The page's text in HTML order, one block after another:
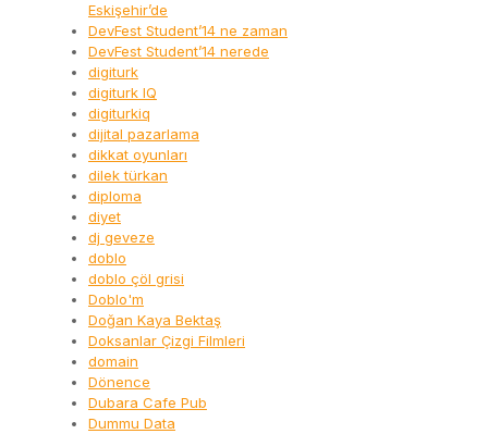
Eskişehir’de
DevFest Student’14 ne zaman
DevFest Student’14 nerede
digiturk
digiturk IQ
digiturkiq
dijital pazarlama
dikkat oyunları
dilek türkan
diploma
diyet
dj geveze
doblo
doblo çöl grisi
Doblo'm
Doğan Kaya Bektaş
Doksanlar Çizgi Filmleri
domain
Dönence
Dubara Cafe Pub
Dummu Data